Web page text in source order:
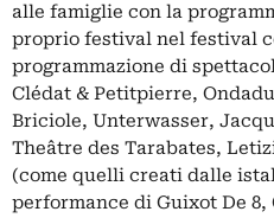
alle famiglie con la
proprio festival nel festival
programmazione di
Clédat & Petitpierre,
Briciole, Unterwasser,
Theâtre des Tarabates,
(come quelli creati dalle
performance di Guixot De 8,